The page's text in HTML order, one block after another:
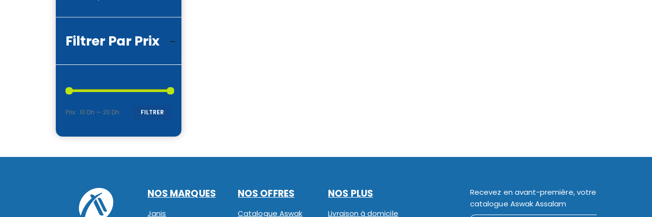
Filtrer Par Prix
FILTRER
Prix : 10 Dh — 20 Dh
NOS MARQUES
Janis
NOS OFFRES
Catalogue Aswak
NOS PLUS
Livraison à domicile
Recevez en avant-première, votre
catalogue Aswak Assalam